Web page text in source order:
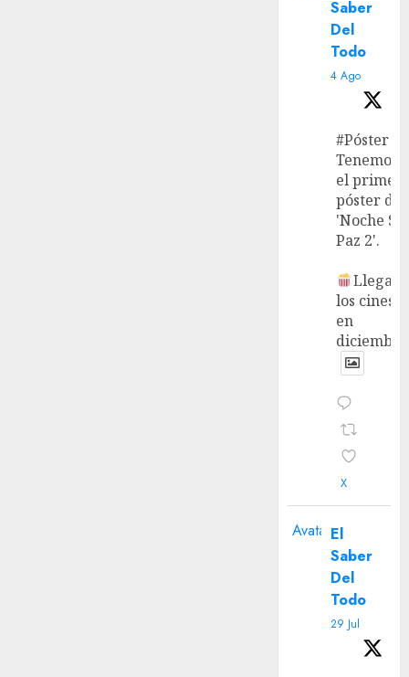
Saber
Del
Todo
4 Ago
#Póster
Tenemos
el primer
póster de
'Noche
Paz 2'.
Llega a
los cines
en
X
Avatar El
Saber
Del
Todo
29 Jul